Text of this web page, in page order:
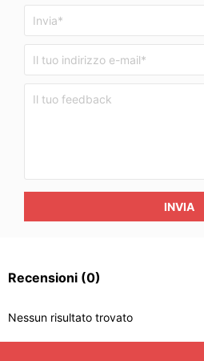
INVIA
Recensioni (0)
Nessun risultato trovato